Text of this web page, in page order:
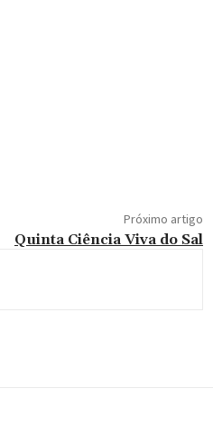
Próximo artigo
Quinta Ciência Viva do Sal